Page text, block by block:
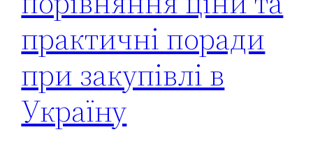
практичні поради
при закупівлі в
Україну